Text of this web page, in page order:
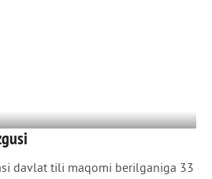
davlat tili maqomi berilganiga 33